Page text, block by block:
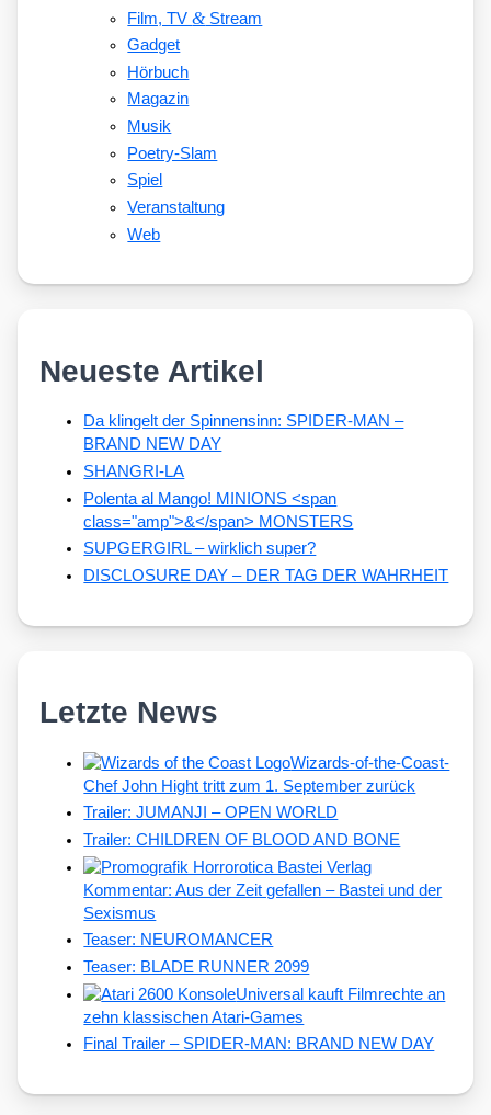
Film, TV&Stream
Gadget
Hörbuch
Magazin
Musik
Poetry-Slam
Spiel
Veranstaltung
Web
Neueste Artikel
Da klingelt der Spinnensinn: SPIDER-MAN –
BRAND NEW DAY
SHANGRI-LA
Polenta al Mango! MINIONS <span
class="amp">&</span> MONSTERS
SUPGERGIRL – wirklich super?
DISCLOSURE DAY – DER TAG DER WAHRHEIT
Letzte News
Wizards-of-the-Coast-
Chef John Hight tritt zum 1. September zurück
Trailer: JUMANJI – OPEN WORLD
Trailer: CHILDREN OF BLOOD AND BONE
Kommentar: Aus der Zeit gefallen – Bastei und der
Sexismus
Teaser: NEUROMANCER
Teaser: BLADE RUNNER 2099
Universal kauft Filmrechte an
zehn klassischen Atari-Games
Final Trailer – SPIDER-MAN: BRAND NEW DAY